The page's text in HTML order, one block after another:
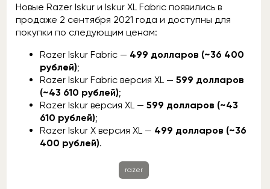
Новые Razer Iskur и Iskur XL Fabric появились в
продаже 2 сентября 2021 года и доступны для
покупки по следующим ценам:
Razer Iskur Fabric — 499 долларов (~36 400
рублей);
Razer Iskur Fabric версия XL — 599 долларов
(~43 610 рублей);
Razer Iskur версия XL — 599 долларов (~43
610 рублей);
Razer Iskur X версия XL — 499 долларов (~36
400 рублей).
razer